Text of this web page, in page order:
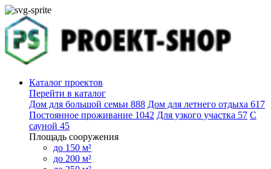
Каталог проектов
Перейти в каталог
Дом для большой семьи 888 Дом для летнего отдыха 617
Постоянное проживание 1042 Для узкого участка 57 С
сауной 45
Площадь сооружения
до 150 м²
до 200 м²